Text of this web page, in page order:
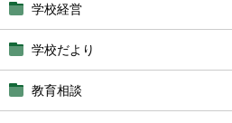
学校経営
学校だより
教育相談